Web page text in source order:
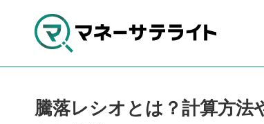
騰落レシオとは？計算方法